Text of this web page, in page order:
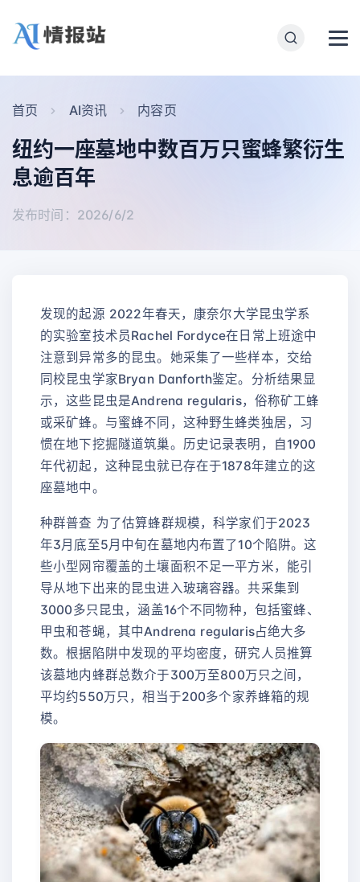
首页 AI资讯 内容页
纽约一座墓地中数百万只蜜蜂繁衍生
息逾百年
发布时间：2026/6/2
发现的起源 2022年春天，康奈尔大学昆虫学系
的实验室技术员Rachel Fordyce在日常上班途中
注意到异常多的昆虫。她采集了一些样本，交给
同校昆虫学家Bryan Danforth鉴定。分析结果显
示，这些昆虫是Andrena regularis，俗称矿工蜂
或采矿蜂。与蜜蜂不同，这种野生蜂类独居，习
惯在地下挖掘隧道筑巢。历史记录表明，自1900
年代初起，这种昆虫就已存在于1878年建立的这
座墓地中。
种群普查 为了估算蜂群规模，科学家们于2023
年3月底至5月中旬在墓地内布置了10个陷阱。这
些小型网帘覆盖的土壤面积不足一平方米，能引
导从地下出来的昆虫进入玻璃容器。共采集到
3000多只昆虫，涵盖16个不同物种，包括蜜蜂、
甲虫和苍蝇，其中Andrena regularis占绝大多
数。根据陷阱中发现的平均密度，研究人员推算
该墓地内蜂群总数介于300万至800万只之间，
平均约550万只，相当于200多个家养蜂箱的规
模。